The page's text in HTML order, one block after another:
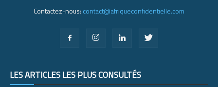
Contactez-nous: contact@afriqueconfidentielle.com
LES ARTICLES LES PLUS CONSULTÉS